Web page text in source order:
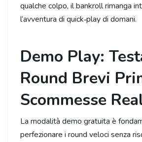
qualche colpo, il bankroll rimanga
l’avventura di quick‑play di domani.
Demo Play:
Round Brevi
Scommesse
La modalità demo gratuita è
perfezionare i round veloci senza